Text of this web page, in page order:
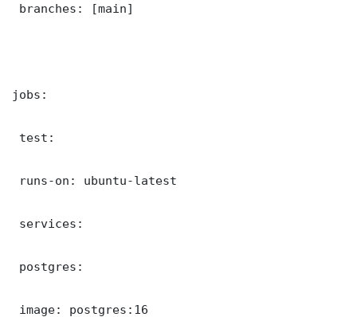
branches: [main]
jobs:
test:
runs-on: ubuntu-latest
services:
postgres:
image: postgres:16